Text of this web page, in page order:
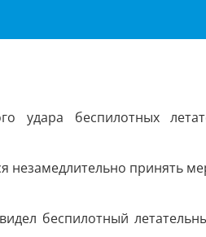
удара беспилотных
незамедлительно принять
беспилотный